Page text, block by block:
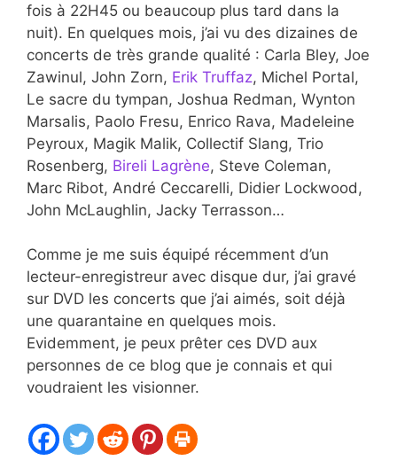
fois à 22H45 ou beaucoup plus tard dans la
nuit). En quelques mois, j’ai vu des dizaines de
concerts de très grande qualité : Carla Bley, Joe
Zawinul, John Zorn, Erik Truffaz, Michel Portal,
Le sacre du tympan, Joshua Redman, Wynton
Marsalis, Paolo Fresu, Enrico Rava, Madeleine
Peyroux, Magik Malik, Collectif Slang, Trio
Rosenberg, Bireli Lagrène, Steve Coleman,
Marc Ribot, André Ceccarelli, Didier Lockwood,
John McLaughlin, Jacky Terrasson…
Comme je me suis équipé récemment d’un
lecteur-enregistreur avec disque dur, j’ai gravé
sur DVD les concerts que j’ai aimés, soit déjà
une quarantaine en quelques mois.
Evidemment, je peux prêter ces DVD aux
personnes de ce blog que je connais et qui
voudraient les visionner.